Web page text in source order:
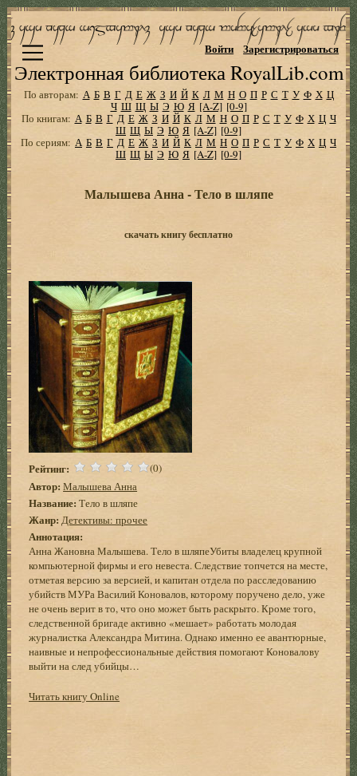
Электронная библиотека RoyalLib.com
Войти Зарегистрироваться
По авторам: А Б В Г Д Е Ж З И Й К Л М Н О П Р С Т У Ф Х Ц
Ч Ш Щ Ы Э Ю Я [A-Z] [0-9]
По книгам: А Б В Г Д Е Ж З И Й К Л М Н О П Р С Т У Ф Х Ц Ч
Ш Щ Ы Э Ю Я [A-Z] [0-9]
По сериям: А Б В Г Д Е Ж З И Й К Л М Н О П Р С Т У Ф Х Ц Ч
Ш Щ Ы Э Ю Я [A-Z] [0-9]
Малышева Анна - Тело в шляпе
скачать книгу бесплатно
Рейтинг: (0)
Автор: Малышева Анна
Название: Тело в шляпе
Жанр: Детективы: прочее
Аннотация:
Анна Жановна Малышева. Тело в шляпеУбиты владелец крупной
компьютерной фирмы и его невеста. Следствие топчется на месте,
отметая версию за версией, и капитан отдела по расследованию
убийств МУРа Василий Коновалов, которому поручено дело, уже
не очень верит в то, что оно может быть раскрыто. Кроме того,
следственной бригаде активно «мешает» работать молодая
журналистка Александра Митина. Однако именно ее авантюрные,
наивные и непрофессиональные действия помогают Коновалову
выйти на след убийцы…
Читать книгу Online